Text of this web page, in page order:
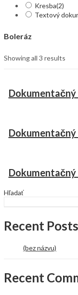
Kresba(2)
Textový
Boleráz
Showing all 3 results
Hľadať
Recent Posts
(bez názvu)
Recent